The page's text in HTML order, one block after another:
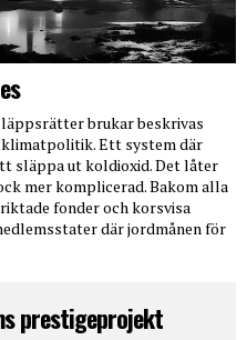
brukar beskrivas
Ett system där
släppa ut koldioxid. Det låter
mer komplicerad. Bakom alla
fonder och korsvisa
där jordmånen för
prestigeprojekt